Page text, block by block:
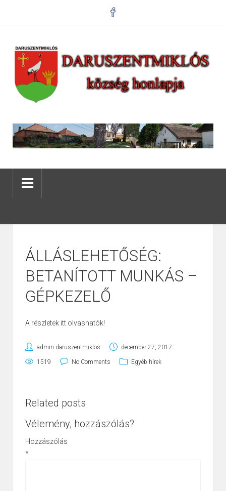
ÁLLÁSLEHETŐSÉG:
BETANÍTOTT MUNKÁS –
GÉPKEZELŐ
A részletek itt olvashatók!
admin.daruszentmiklos december 27, 2017
1519 No Comments Egyéb hírek
Related posts
Vélemény, hozzászólás?
Hozzászólás
*